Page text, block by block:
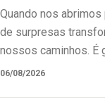
Quando nos
de surpresas
nossos caminhos. É
06/08/2026